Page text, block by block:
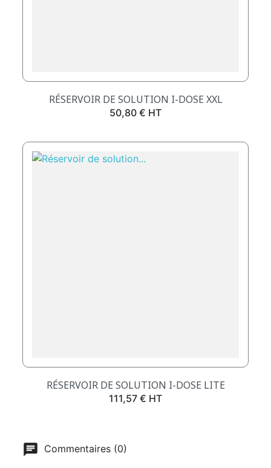
RÉSERVOIR DE SOLUTION I-DOSE XXL
Prix
50,80 € HT
RÉSERVOIR DE SOLUTION I-DOSE LITE
Prix
111,57 € HT
Commentaires (0)